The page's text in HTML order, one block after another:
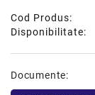
Cod Produs:
Disponibilitate:
Documente: